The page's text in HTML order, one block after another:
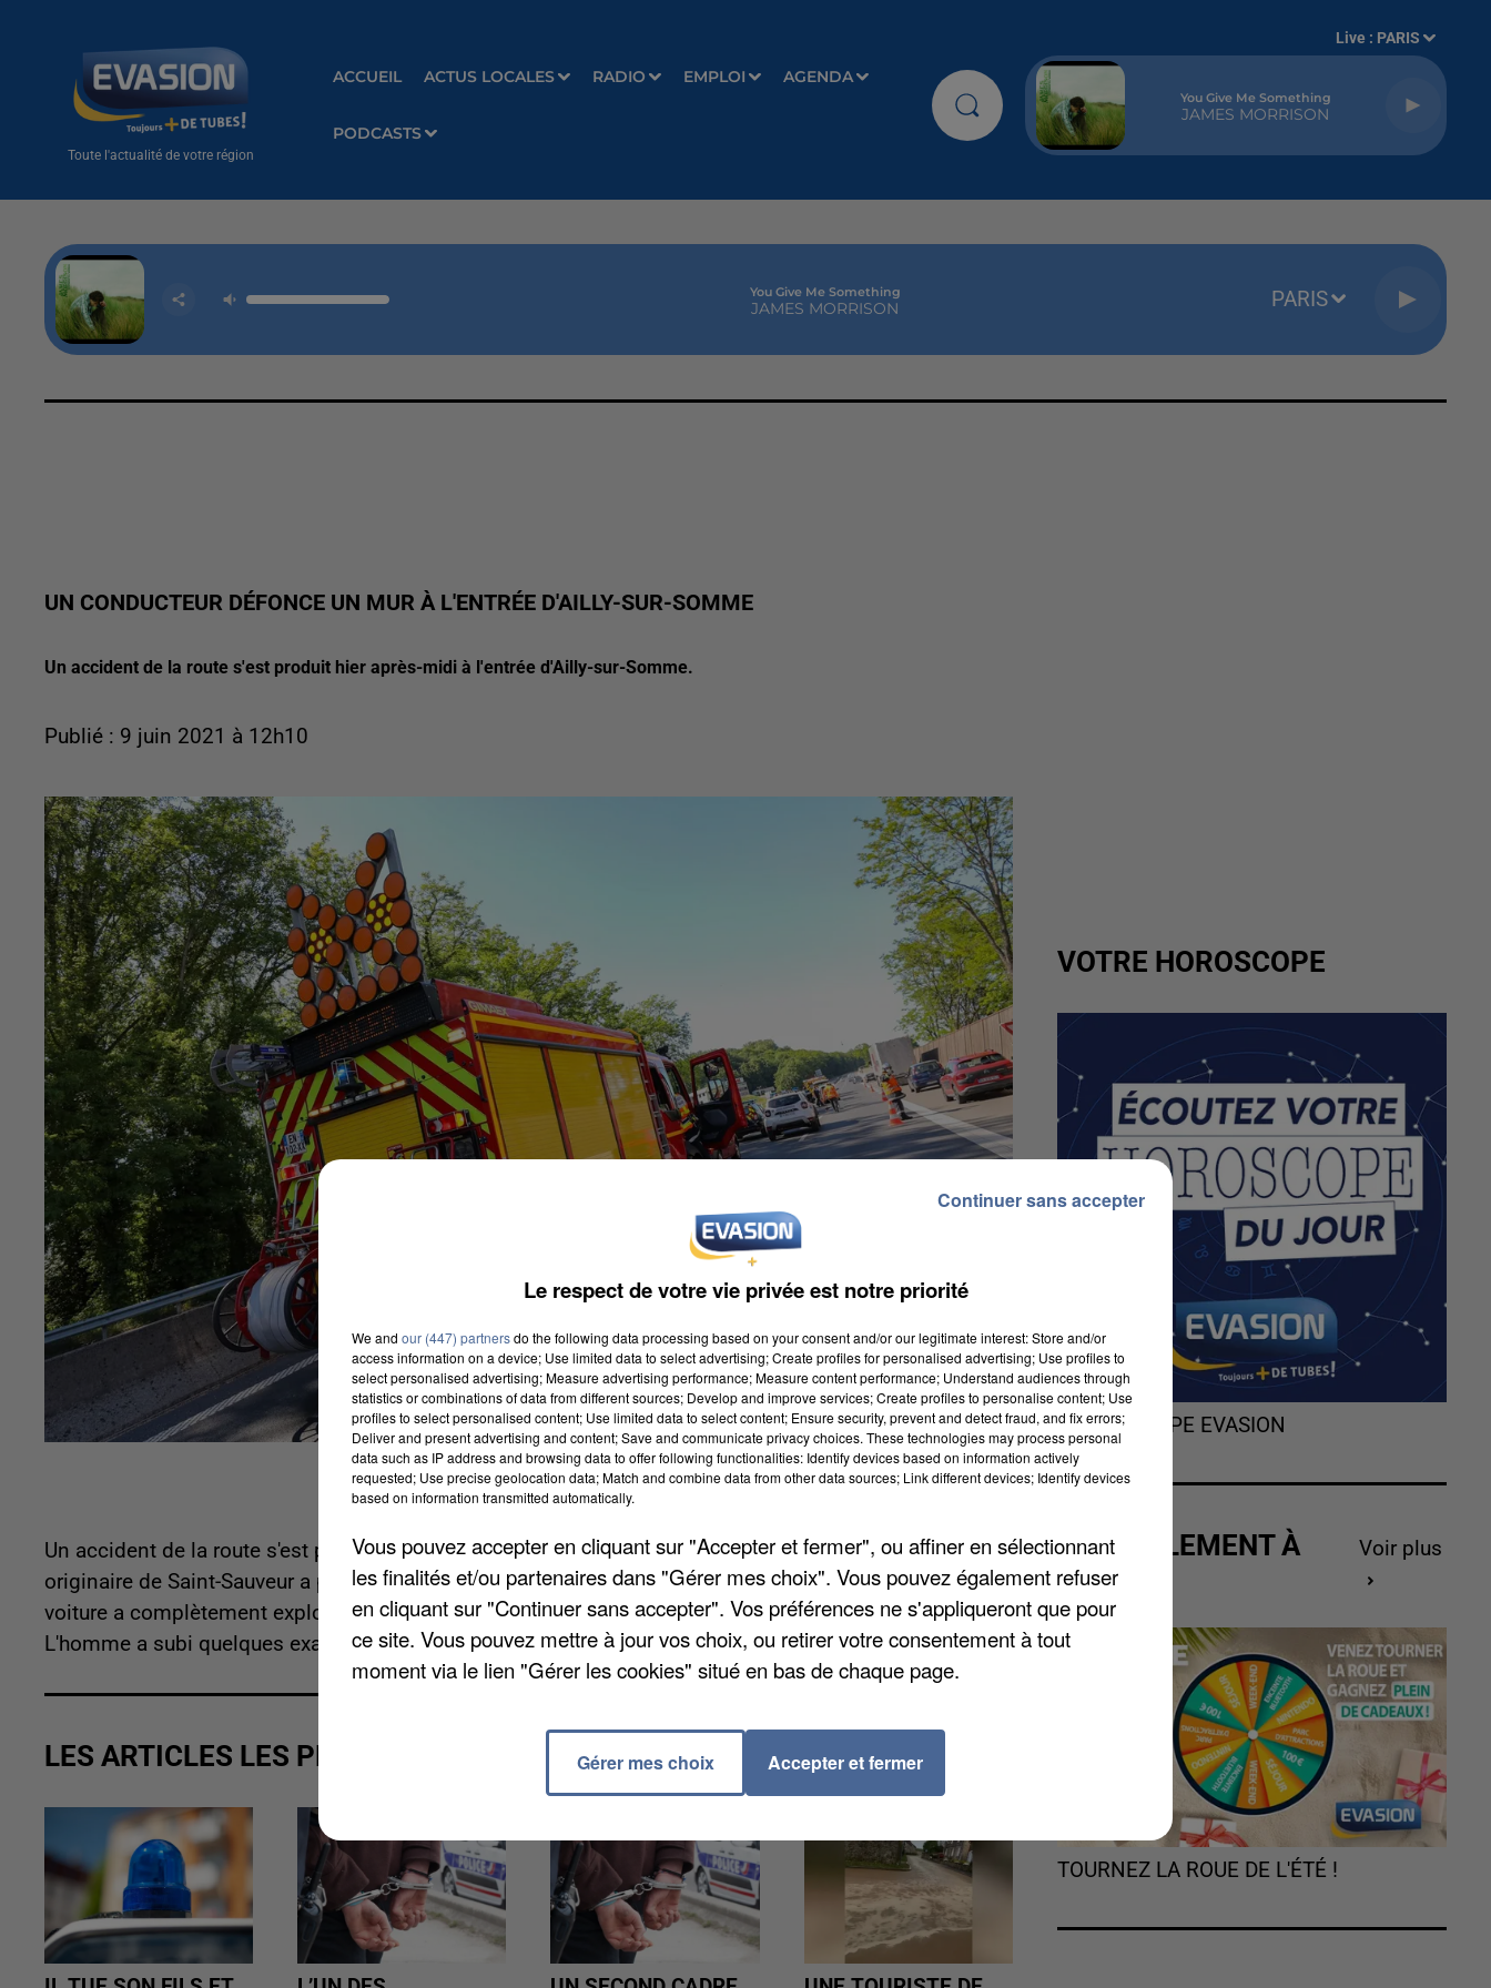
Toute l'actualité de votre région
ACCUEIL ACTUS LOCALES RADIO EMPLOI AGENDA
PODCASTS
Live : PARIS
You Give Me Something
JAMES MORRISON
You Give Me Something
JAMES MORRISON PARIS
UN CONDUCTEUR DÉFONCE UN MUR À L'ENTRÉE D'AILLY-SUR-SOMME
Un accident de la route s'est produit hier après-midi à l'entrée d'Ailly-sur-Somme.
Publié : 9 juin 2021 à 12h10
Un accident de la route s'est produit hier après-midi à l'entrée d'Ailly-sur-Somme. Le conducteur
originaire de Saint-Sauveur a percuté un muret en brique en arrivant dans la commune. L'avant de la
voiture a complètement explosé. La victime âgée de quarante ans a été transportée au CHU d'Amiens.
L'homme a subi quelques examens.
LES ARTICLES LES PLUS VUS
VOTRE HOROSCOPE
L'HOROSCOPE EVASION
ACTUELLEMENT À
GAGNER
Voir plus
TOURNEZ LA ROUE DE L'ÉTÉ !
Le respect de votre vie privée est notre priorité
We and our (447) partnersdo the following data processing based on your consent and/or our legitimate interest: Store and/or
access information on a device; Use limited data to select advertising; Create profiles for personalised advertising; Use profiles to
select personalised advertising; Measure advertising performance; Measure content performance; Understand audiences through
statistics or combinations of data from different sources; Develop and improve services; Create profiles to personalise content; Use
profiles to select personalised content; Use limited data to select content; Ensure security, prevent and detect fraud, and fix errors;
Deliver and present advertising and content; Save and communicate privacy choices. These technologies may process personal
data such as IP address and browsing data to offer following functionalities: Identify devices based on information actively
requested; Use precise geolocation data; Match and combine data from other data sources; Link different devices; Identify devices
based on information transmitted automatically.
Vous pouvez accepter en cliquant sur "Accepter et fermer", ou affiner en sélectionnant
les finalités et/ou partenaires dans "Gérer mes choix". Vous pouvez également refuser
en cliquant sur "Continuer sans accepter". Vos préférences ne s'appliqueront que pour
ce site. Vous pouvez mettre à jour vos choix, ou retirer votre consentement à tout
moment via le lien "Gérer les cookies" situé en bas de chaque page.
Gérer mes choix Accepter et fermer
Continuer sans accepter